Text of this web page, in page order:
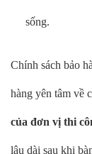
sống.
Chính sách bảo
hàng yên tâm về
của đơn vị thi
lâu dài sau khi